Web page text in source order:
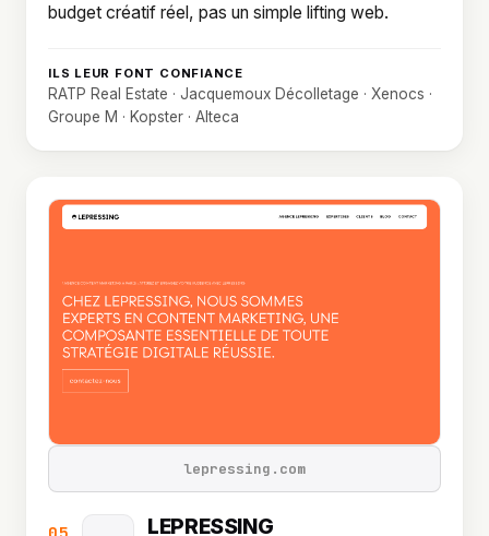
budget créatif réel, pas un simple lifting web.
ILS LEUR FONT CONFIANCE
RATP Real Estate · Jacquemoux Décolletage · Xenocs ·
Groupe M · Kopster · Alteca
05 LEPRESSING
lepressing.com